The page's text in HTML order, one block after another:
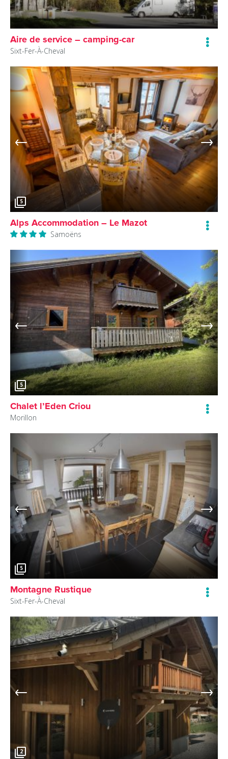
Aire de service – camping-car
Sixt-Fer-À-Cheval
5
Alps Accommodation – Le Mazot
Samoëns
5
Chalet l’Eden Criou
Morillon
5
Montagne Rustique
Sixt-Fer-À-Cheval
2